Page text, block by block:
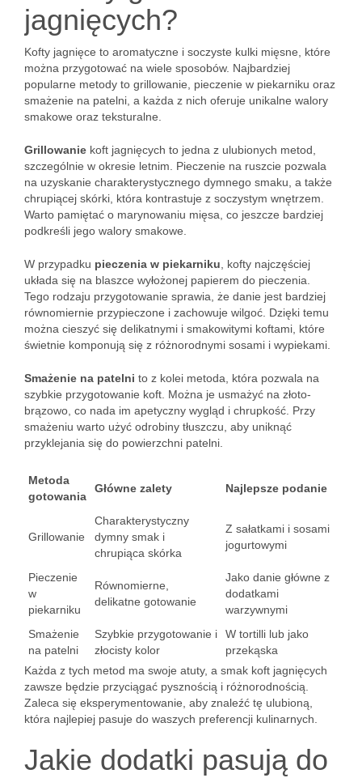
jagnięcych?
Kofty jagnięce to aromatyczne i soczyste kulki mięsne, które
można przygotować na wiele sposobów. Najbardziej
popularne metody to grillowanie, pieczenie w piekarniku oraz
smażenie na patelni, a każda z nich oferuje unikalne walory
smakowe oraz teksturalne.
Grillowanie koft jagnięcych to jedna z ulubionych metod,
szczególnie w okresie letnim. Pieczenie na ruszcie pozwala
na uzyskanie charakterystycznego dymnego smaku, a także
chrupiącej skórki, która kontrastuje z soczystym wnętrzem.
Warto pamiętać o marynowaniu mięsa, co jeszcze bardziej
podkreśli jego walory smakowe.
W przypadku pieczenia w piekarniku , kofty najczęściej
układa się na blaszce wyłożonej papierem do pieczenia.
Tego rodzaju przygotowanie sprawia, że danie jest bardziej
równomiernie przypieczone i zachowuje wilgoć. Dzięki temu
można cieszyć się delikatnymi i smakowitymi koftami, które
świetnie komponują się z różnorodnymi sosami i wypiekami.
Smażenie na patelni to z kolei metoda, która pozwala na
szybkie przygotowanie koft. Można je usmażyć na złoto-
brązowo, co nada im apetyczny wygląd i chrupkość. Przy
smażeniu warto użyć odrobiny tłuszczu, aby uniknąć
przyklejania się do powierzchni patelni.
Metoda
gotowania
Główne zalety Najlepsze podanie
Grillowanie
Charakterystyczny
dymny smak i
chrupiąca skórka
Z sałatkami i sosami
jogurtowymi
Pieczenie
w
piekarniku
Równomierne,
delikatne gotowanie
Jako danie główne z
dodatkami
warzywnymi
Smażenie
na patelni
Szybkie przygotowanie i
złocisty kolor
W tortilli lub jako
przekąska
Każda z tych metod ma swoje atuty, a smak koft jagnięcych
zawsze będzie przyciągać pysznością i różnorodnością.
Zaleca się eksperymentowanie, aby znaleźć tę ulubioną,
która najlepiej pasuje do waszych preferencji kulinarnych.
Jakie dodatki pasują do